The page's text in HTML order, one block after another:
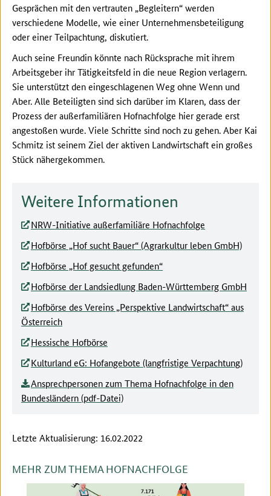
Gesprächen mit den vertrauten „Begleitern“ werden
verschiedene Modelle, wie einer Unternehmensbeteiligung
oder einer Teilpachtung, diskutiert.
Auch seine Freundin könnte nach Rücksprache mit ihrem
Arbeitsgeber ihr Tätigkeitsfeld in die neue Region verlagern.
Sie unterstützt den eingeschlagenen Weg ohne Wenn und
Aber. Alle Beteiligten sind sich darüber im Klaren, dass der
Prozess der außerfamiliären Hofnachfolge hier gerade erst
angestoßen wurde. Viele Schritte sind noch zu gehen. Aber Kai
Schmitz ist seinem Ziel der aktiven Landwirtschaft ein großes
Stück nähergekommen.
Weitere Informationen
NRW-Initiative außerfamiliäre Hofnachfolge
Hofbörse „Hof sucht Bauer“ (Agrarkultur leben GmbH)
Hofbörse „Hof gesucht gefunden“
Hofbörse der Landsiedlung Baden-Württemberg GmbH
Hofbörse des Vereins „Perspektive Landwirtschaft“ aus
Österreich
Hessische Hofbörse
Kulturland eG: Hofangebote (langfristige Verpachtung)
Ansprechpersonen zum Thema Hofnachfolge in den
Bundesländern (pdf-Datei)
Letzte Aktualisierung: 16.02.2022
MEHR ZUM THEMA HOFNACHFOLGE